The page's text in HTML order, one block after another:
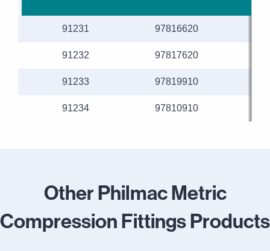
91231 97816620
91232 97817620
91233 97819910
91234 97810910
Other Philmac Metric
Compression Fittings Products